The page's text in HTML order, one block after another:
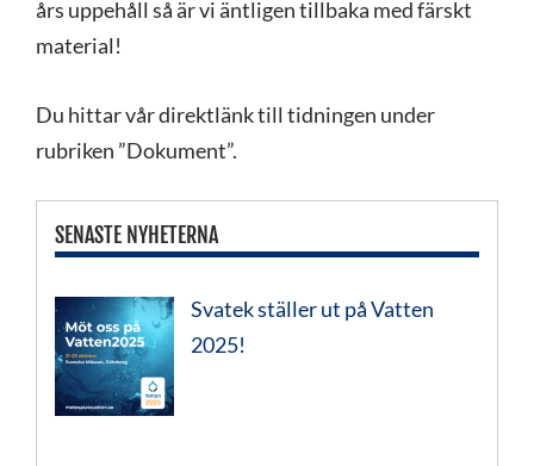
års uppehåll så är vi äntligen tillbaka med färskt
material!
Du hittar vår direktlänk till tidningen under
rubriken ”Dokument”.
SENASTE NYHETERNA
Svatek ställer ut på Vatten
2025!